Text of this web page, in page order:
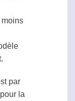
moins
.
par
la